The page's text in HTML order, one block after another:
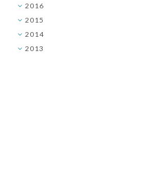
►2016
►2015
►2014
►2013